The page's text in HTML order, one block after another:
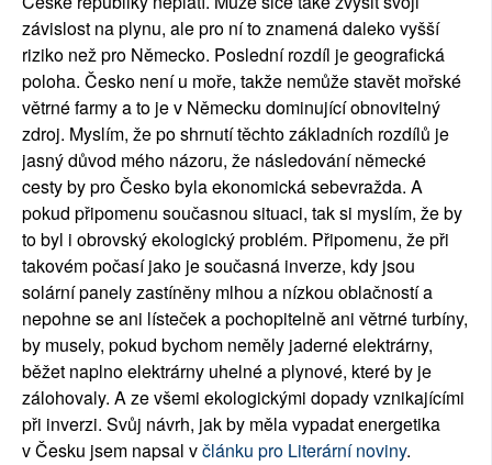
závislost na plynu, ale pro ní to znamená daleko vyšší
riziko než pro Německo. Poslední rozdíl je geografická
poloha. Česko není u moře, takže nemůže stavět mořské
větrné farmy a to je v Německu dominující obnovitelný
zdroj. Myslím, že po shrnutí těchto základních rozdílů je
jasný důvod mého názoru, že následování německé
cesty by pro Česko byla ekonomická sebevražda. A
pokud připomenu současnou situaci, tak si myslím, že by
to byl i obrovský ekologický problém. Připomenu, že při
takovém počasí jako je současná inverze, kdy jsou
solární panely zastíněny mlhou a nízkou oblačností a
nepohne se ani lísteček a pochopitelně ani větrné turbíny,
by musely, pokud bychom neměly jaderné elektrárny,
běžet naplno elektrárny uhelné a plynové, které by je
zálohovaly. A ze všemi ekologickými dopady vznikajícími
při inverzi. Svůj návrh, jak by měla vypadat energetika
v Česku jsem napsal včlánku pro Literární noviny.